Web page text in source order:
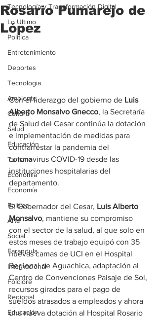
Tecnología y Transformación Digital
Lo Ultimo
Politica
Entretenimiento
Deportes
Tecnologia
Ambiente
Cultura
Salud
Educación
Turismo
Economía
Economía
Política
Arte
Social
Farandula
Internacional
Folclore
Regional
Educación
Rosario Pumarejo de
López
Con el liderazgo del gobierno de Luis
Alberto Monsalvo Gnecco, la Secretaría
de Salud del Cesar continúa la dotación
e implementación de medidas para
contrarrestar la pandemia del
coronavirus COVID-19 desde las
instituciones hospitalarias del
departamento.
El Gobernador del Cesar, Luis Alberto
Monsalvo, mantiene su compromiso
con el sector de la salud, al que solo en
estos meses de trabajo equipó con 35
nuevas camas de UCI en el Hospital
Regional de Aguachica, adaptación al
Centro de Convenciones Paisaje de Sol,
recursos girados para el pago de
sueldos atrasados a empleados y ahora
una nueva dotación al Hospital Rosario